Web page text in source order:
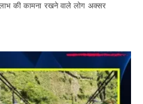
की कामना रखने वाले लोग अक्सर